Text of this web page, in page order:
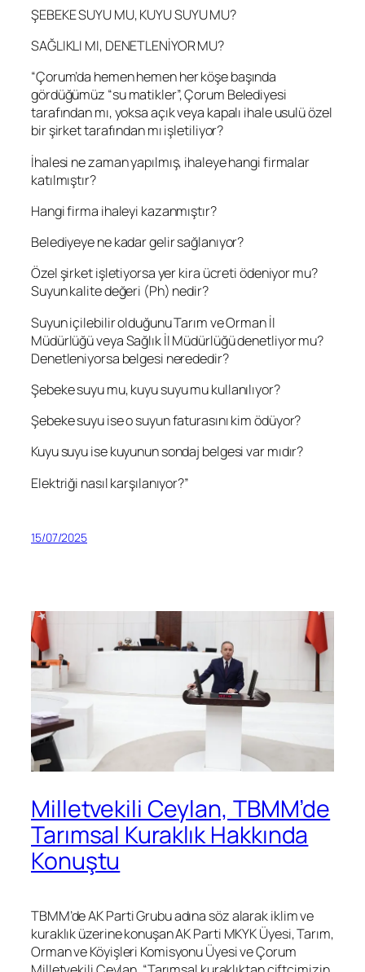
ŞEBEKE SUYU MU, KUYU SUYU MU?
SAĞLIKLI MI, DENETLENİYOR MU?
“Çorum’da hemen hemen her köşe başında
gördüğümüz “su matikler”, Çorum Belediyesi
tarafından mı, yoksa açık veya kapalı ihale usulü özel
bir şirket tarafından mı işletiliyor?
İhalesi ne zaman yapılmış, ihaleye hangi firmalar
katılmıştır?
Hangi firma ihaleyi kazanmıştır?
Belediyeye ne kadar gelir sağlanıyor?
Özel şirket işletiyorsa yer kira ücreti ödeniyor mu?
Suyun kalite değeri (Ph) nedir?
Suyun içilebilir olduğunu Tarım ve Orman İl
Müdürlüğü veya Sağlık İl Müdürlüğü denetliyor mu?
Denetleniyorsa belgesi nerededir?
Şebeke suyu mu, kuyu suyu mu kullanılıyor?
Şebeke suyu ise o suyun faturasını kim ödüyor?
Kuyu suyu ise kuyunun sondaj belgesi var mıdır?
Elektriği nasıl karşılanıyor?”
15/07/2025
Milletvekili Ceylan, TBMM’de
Tarımsal Kuraklık Hakkında
Konuştu
TBMM’de AK Parti Grubu adına söz alarak iklim ve
kuraklık üzerine konuşan AK Parti MKYK Üyesi, Tarım,
Orman ve Köyişleri Komisyonu Üyesi ve Çorum